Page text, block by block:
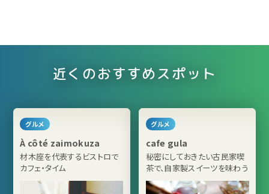
近くのおすすめスポット
グルメ
À côté zaimokuza
材木座を代表するビストロで
カフェ・タイム
グルメ
cafe gula
秘密にしておきたい古民家喫
茶で、自家製スイーツを味わう